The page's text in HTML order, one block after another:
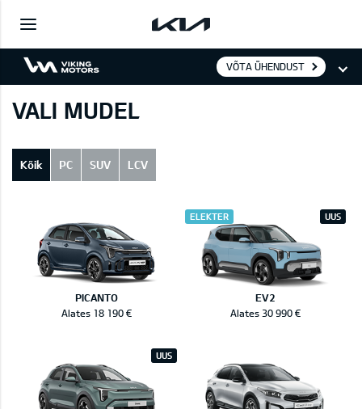
VÕTA ÜHENDUST
VALI MUDEL
Kõik PC SUV LCV
PICANTO
Alates 18 190 €
EV2
UUS
ELEKTER
Alates 30 990 €
UUS